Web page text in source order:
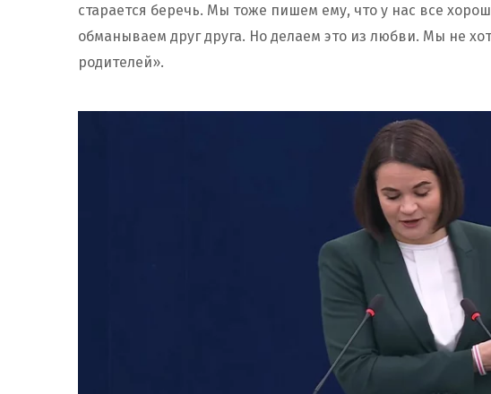
старается беречь. Мы тоже пишем ему, что у нас все
обманываем друг друга. Но делаем это из любви. Мы не
родителей».